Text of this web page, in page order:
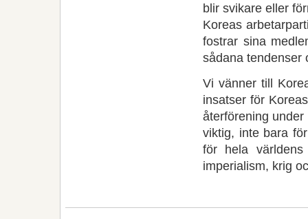
blir svikare eller
Koreas
fostrar sina
sådana tendenser
Vi vänner till
insatser för
återförening
viktig, inte bara
för hela
imperialism, krig